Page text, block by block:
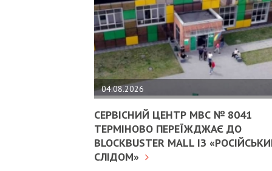
04.08.2026
СЕРВІСНИЙ ЦЕНТР МВС № 8041
ТЕРМІНОВО ПЕРЕЇЖДЖАЄ ДО
BLOCKBUSTER MALL ІЗ
СЛІДОМ»